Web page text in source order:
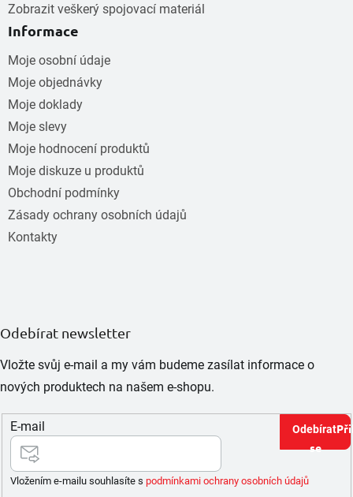
Zobrazit veškerý spojovací materiál
Informace
Moje osobní údaje
Moje objednávky
Moje doklady
Moje slevy
Moje hodnocení produktů
Moje diskuze u produktů
Obchodní podmínky
Zásady ochrany osobních údajů
Kontakty
Odebírat newsletter
Vložte svůj e-mail a my vám budeme zasílat informace o
nových produktech na našem e-shopu.
E-mail
Vložením e-mailu souhlasíte s podmínkami ochrany osobních údajů
se